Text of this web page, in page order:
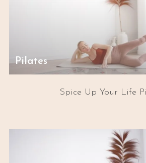
Pilates
Spice Up Your Life